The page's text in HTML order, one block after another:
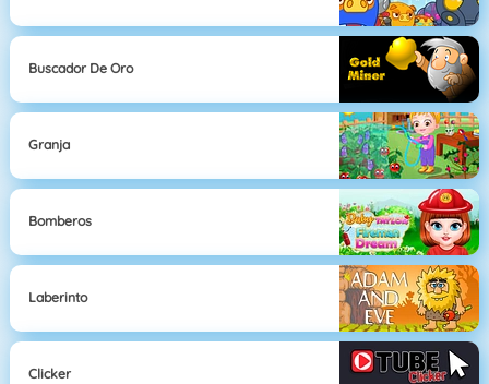
Buscador De Oro
Granja
Bomberos
Laberinto
Clicker